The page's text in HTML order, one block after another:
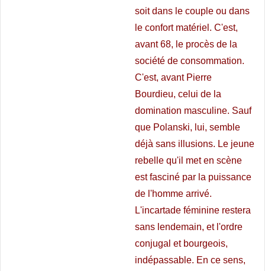
soit dans le couple ou dans
le confort matériel. C'est,
avant 68, le procès de la
société de consommation.
C'est, avant Pierre
Bourdieu, celui de la
domination masculine. Sauf
que Polanski, lui, semble
déjà sans illusions. Le jeune
rebelle qu'il met en scène
est fasciné par la puissance
de l'homme arrivé.
L'incartade féminine restera
sans lendemain, et l'ordre
conjugal et bourgeois,
indépassable. En ce sens,